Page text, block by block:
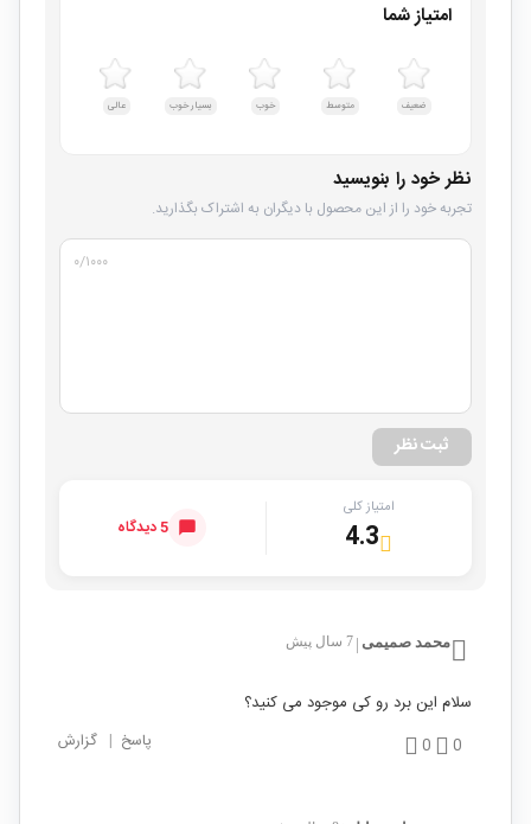
امتیاز شما
ضعیف متوسط خوب بسیار خوب عالی
نظر خود را بنویسید
تجربه خود را از این محصول با دیگران به اشتراک بگذارید.
۰/۱۰۰۰
ثبت نظر
امتیاز کلی
4.3 5 دیدگاه
محمد صمیمی | 7 سال پیش
سلام این برد رو کی موجود می کنید؟
0
0 پاسخ | گزارش